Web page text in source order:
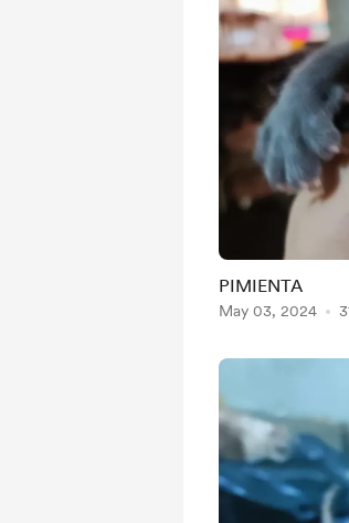
PIMIENTA
May 03, 2024